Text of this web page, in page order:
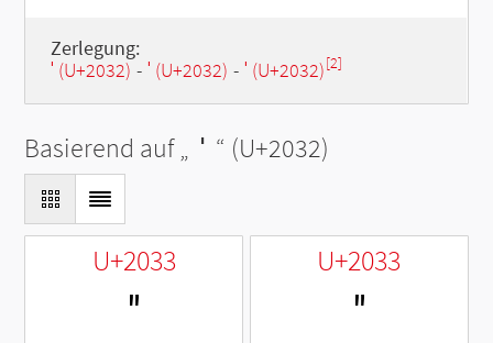
Zerlegung:
′ (U+2032) - ′ (U+2032) - ′ (U+2032)[2]
Basierend auf „ ′ “ (U+2032)
U+2033
″
U+2033
″